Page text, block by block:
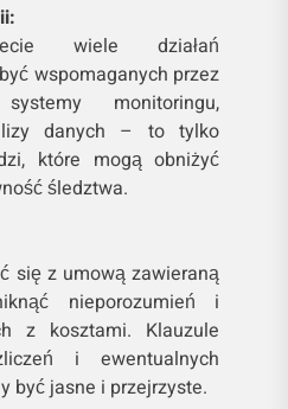
wiele działań
wspomaganych przez
monitoringu,
danych – to tylko
które mogą obniżyć
śledztwa.
się z umową zawieraną
nieporozumień i
z kosztami. Klauzule
i ewentualnych
być jasne i przejrzyste.